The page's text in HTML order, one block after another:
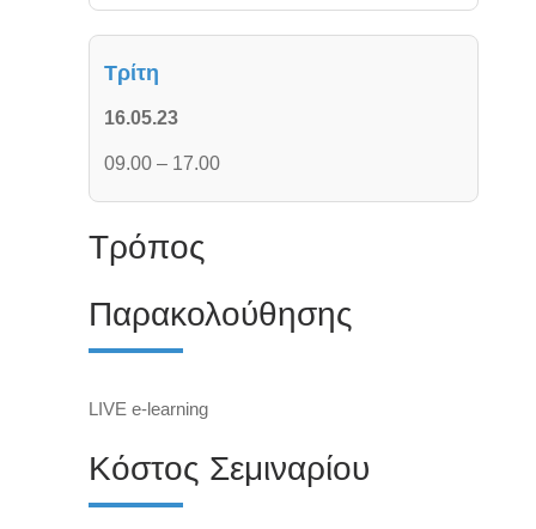
Τρίτη
16.05.23
09.00 – 17.00
Τρόπος
Παρακολούθησης
L IVE e-learning
Κόστος Σεμιναρίου